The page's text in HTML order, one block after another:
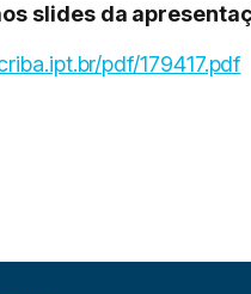
slides da
pdf/179417.pdf